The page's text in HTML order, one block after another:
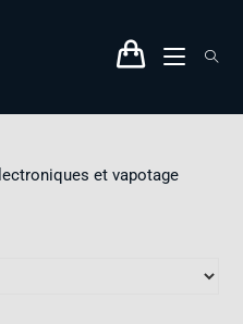
et vapotage